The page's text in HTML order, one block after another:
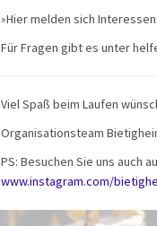
»Hier melden sich
Für Fragen gibt es unter
Viel Spaß beim Laufen
Organisationsteam
PS: Besuchen Sie uns auch
www.instagram.com/